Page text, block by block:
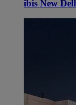
ibis New